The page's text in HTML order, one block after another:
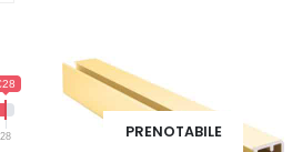
PRENOTABILE
28